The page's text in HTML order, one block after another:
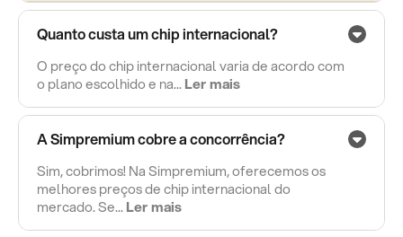
Quanto custa um chip internacional?
O preço do chip internacional varia de acordo com
o plano escolhido e na...Ler mais
A Simpremium cobre a concorrência?
Sim, cobrimos! Na Simpremium, oferecemos os
melhores preços de chip internacional do
mercado. Se...Ler mais